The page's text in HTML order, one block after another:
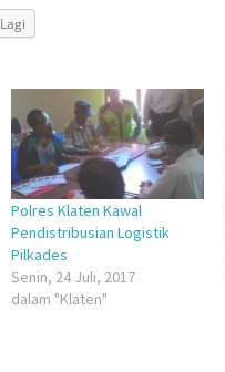
Lagi
Polres Klaten Kawal
Pendistribusian Logistik
Pilkades
Senin, 24 Juli, 2017
dalam "Klaten"